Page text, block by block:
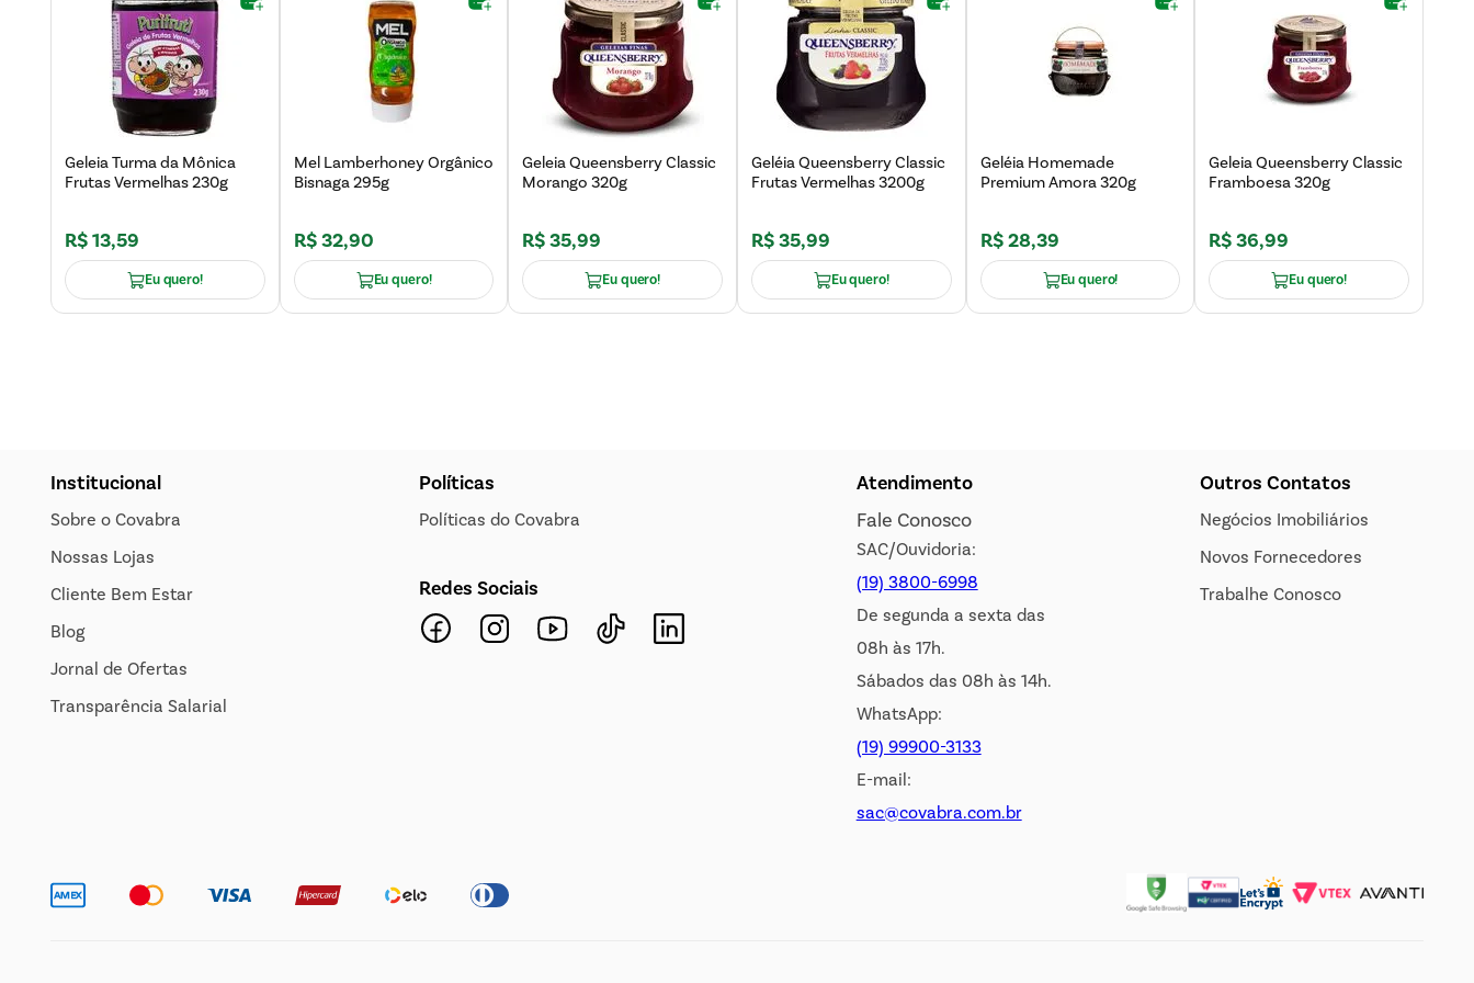
Geleia Turma da Mônica
Frutas Vermelhas 230g
R$13,59
Eu quero!
Mel Lamberhoney Orgânico
Bisnaga 295g
R$32,90
Eu quero!
Geleia Queensberry Classic
Morango 320g
R$35,99
Eu quero!
Geléia Queensberry Classic
Frutas Vermelhas 3200g
R$35,99
Eu quero!
Geléia Homemade
Premium Amora 320g
R$28,39
Eu quero!
Geleia Queensberry Classic
Framboesa 320g
R$36,99
Eu quero!
Institucional
Sobre o Covabra
Nossas Lojas
Cliente Bem Estar
Blog
Jornal de Ofertas
Transparência Salarial
Políticas
Políticas do Covabra
Redes Sociais
Atendimento
Fale Conosco
SAC/Ouvidoria:
(19) 3800-6998
De segunda a sexta das
08h às 17h.
Sábados das 08h às 14h.
WhatsApp:
(19) 99900-3133
E-mail:
sac@covabra.com.br
Outros Contatos
Negócios Imobiliários
Novos Fornecedores
Trabalhe Conosco